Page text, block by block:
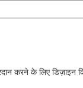
करने के लिए डिज़ाइन